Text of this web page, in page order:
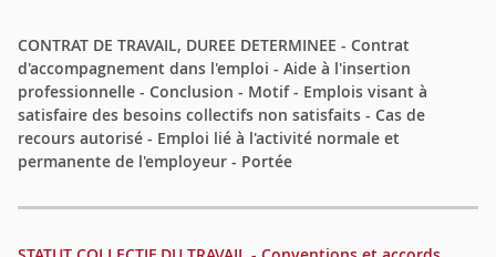
CONTRAT DE TRAVAIL, DUREE DETERMINEE - Contrat
d'accompagnement dans l'emploi - Aide à l'insertion
professionnelle - Conclusion - Motif - Emplois visant à
satisfaire des besoins collectifs non satisfaits - Cas de
recours autorisé - Emploi lié à l'activité normale et
permanente de l'employeur - Portée